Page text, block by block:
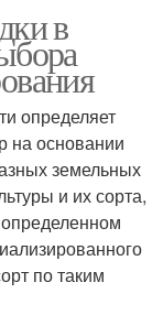
в
определяет
на основании
земельных
и их сорта,
по таким